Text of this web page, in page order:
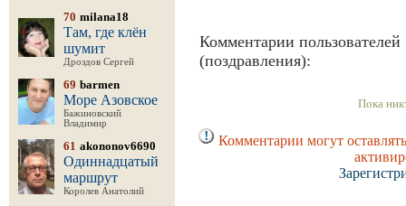
70 milana18
Там, где клён
шумит
Дроздов Сергей
69 barmen
Море Азовское
Бажиновский
Владимир
61 akononov6690
Одиннадцатый
маршрут
Королев Анатолий
Комментарии пользователей
(поздравления):
Пока
Комментарии могут